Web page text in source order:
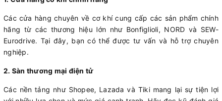
Các cửa hàng chuyên về cơ khí cung cấp các sản phẩm chính
hãng từ các thương hiệu lớn như Bonfiglioli, NORD và SEW-
Eurodrive. Tại đây, bạn có thể được tư vấn và hỗ trợ chuyên
nghiệp.
2. Sàn thương mại điện tử
Các nền tảng như Shopee, Lazada và Tiki mang lại sự tiện lợi